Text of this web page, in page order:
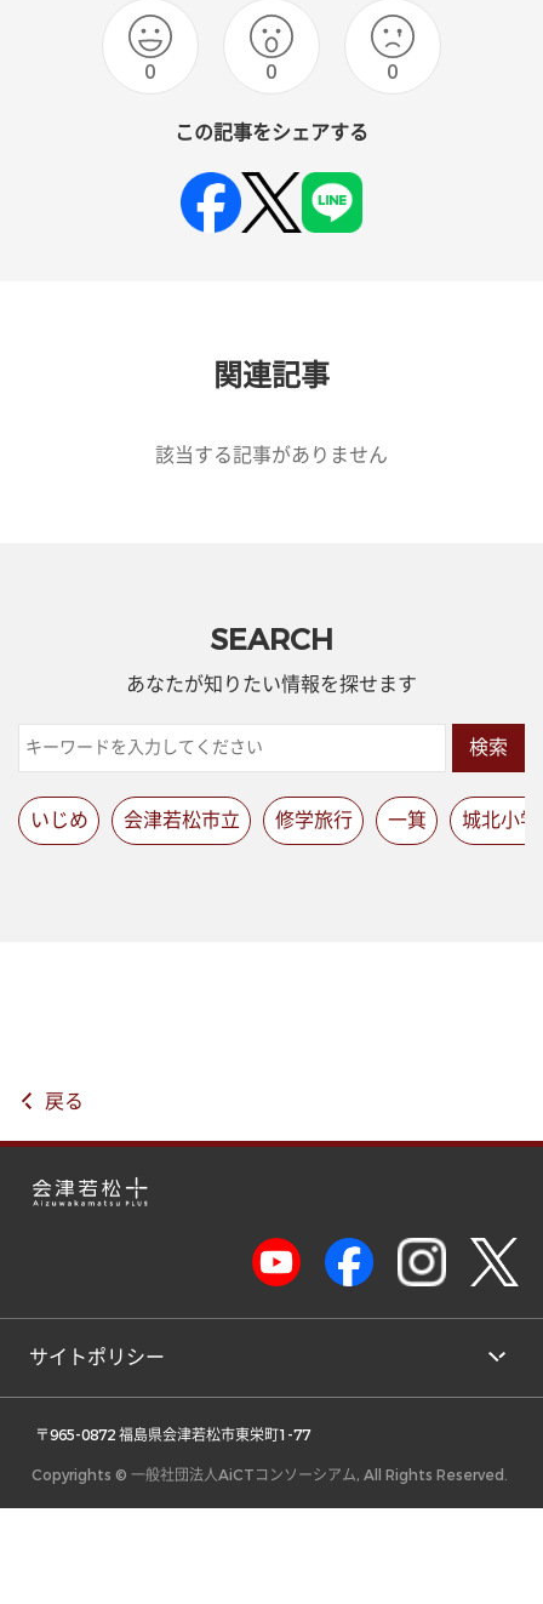
0 0 0
この記事をシェアする
関連記事
該当する記事がありません
SEARCH
あなたが知りたい情報を探せます
検索
いじめ 会津若松市立 修学旅行 一箕 城北小
戻る
サイトポリシー
〒965-0872 福島県会津若松市東栄町1-77
Copyrights © 一般社団法人AiCTコンソーシアム, All Rights Reserved.